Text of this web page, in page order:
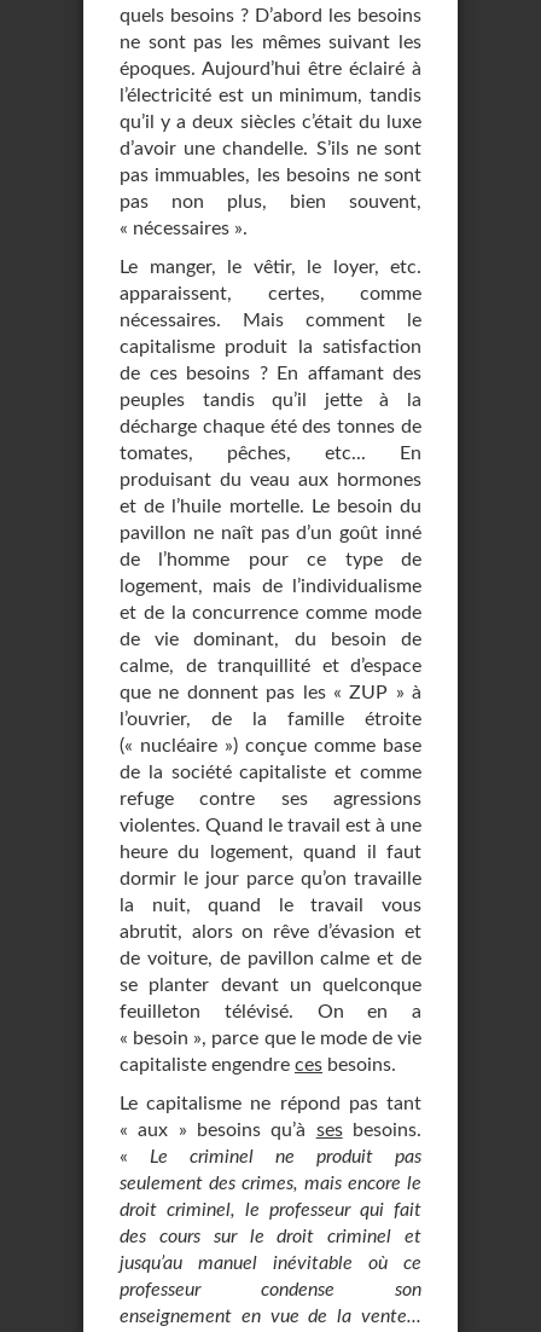
quels besoins ? D’abord les besoins
ne sont pas les mêmes suivant les
époques. Aujourd’hui être éclairé à
l’électricité est un minimum, tandis
qu’il y a deux siècles c’était du luxe
d’avoir une chandelle. S’ils ne sont
pas immuables, les besoins ne sont
pas non plus, bien souvent,
« nécessaires ».
Le manger, le vêtir, le loyer, etc.
apparaissent, certes, comme
nécessaires. Mais comment le
capitalisme produit la satisfaction
de ces besoins ? En affamant des
peuples tandis qu’il jette à la
décharge chaque été des tonnes de
tomates, pêches, etc... En
produisant du veau aux hormones
et de l’huile mortelle. Le besoin du
pavillon ne naît pas d’un goût inné
de l’homme pour ce type de
logement, mais de l’individualisme
et de la concurrence comme mode
de vie dominant, du besoin de
calme, de tranquillité et d’espace
que ne donnent pas les « ZUP » à
l’ouvrier, de la famille étroite
(« nucléaire ») conçue comme base
de la société capitaliste et comme
refuge contre ses agressions
violentes. Quand le travail est à une
heure du logement, quand il faut
dormir le jour parce qu’on travaille
la nuit, quand le travail vous
abrutit, alors on rêve d’évasion et
de voiture, de pavillon calme et de
se planter devant un quelconque
feuilleton télévisé. On en a
« besoin », parce que le mode de vie
capitaliste engendre ces besoins.
Le capitalisme ne répond pas tant
« aux » besoins qu’à sesbesoins.
« Le criminel ne produit pas
seulement des crimes, mais encore le
droit criminel, le professeur qui fait
des cours sur le droit criminel et
jusqu’au manuel inévitable où ce
professeur condense son
enseignement en vue de la vente...